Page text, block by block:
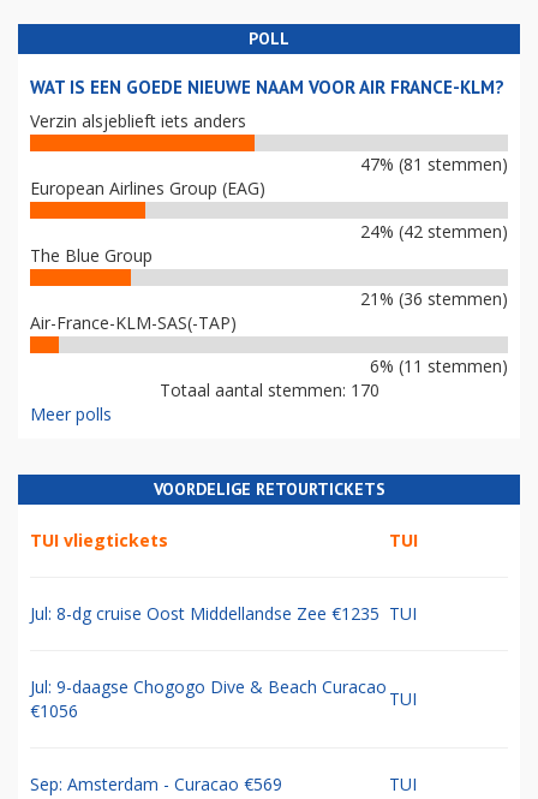
POLL
WAT IS EEN GOEDE NIEUWE NAAM VOOR AIR FRANCE-KLM?
Verzin alsjeblieft iets anders
47% (81 stemmen)
European Airlines Group (EAG)
24% (42 stemmen)
The Blue Group
21% (36 stemmen)
Air-France-KLM-SAS(-TAP)
6% (11 stemmen)
Totaal aantal stemmen: 170
Meer polls
VOORDELIGE RETOURTICKETS
TUI vliegtickets TUI
Jul: 8-dg cruise Oost Middellandse Zee €1235 TUI
Jul: 9-daagse Chogogo Dive & Beach Curacao
€1056
TUI
Sep: Amsterdam - Curacao €569 TUI